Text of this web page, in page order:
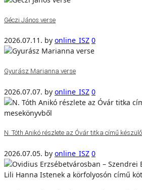
Géczi János verse
2026.07.11. by online_ISZ 0
Gyurász Marianna verse
2026.07.07. by online_ISZ 0
N. Tóth Anikó részlete az Óvár titka című
2026.07.05. by online_ISZ 0